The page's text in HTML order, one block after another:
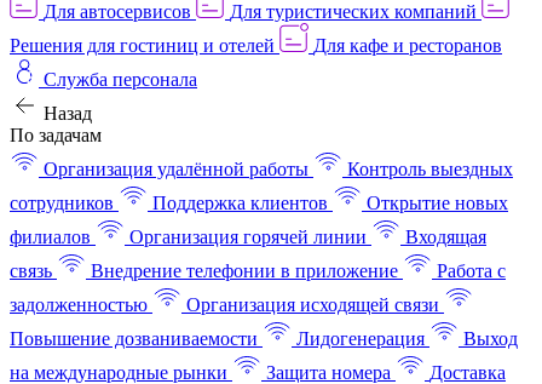
Для автосервисов
Для туристических компаний
Решения для гостиниц и отелей
Для кафе и ресторанов
Служба персонала
Назад
По задачам
Организация удалённой работы
Контроль выездных
сотрудников
Поддержка клиентов
Открытие новых
филиалов
Организация горячей линии
Входящая
связь
Внедрение телефонии в приложение
Работа с
задолженностью
Организация исходящей связи
Повышение дозваниваемости
Лидогенерация
Выход
на международные рынки
Защита номера
Доставка